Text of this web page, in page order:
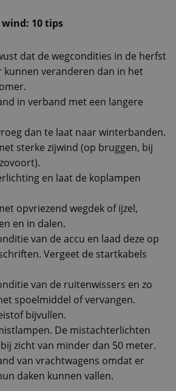
10 tips
dat de wegcondities in de herfst
kunnen veranderen dan in het
in verband met een langere
dan te laat naar winterbanden.
sterke zijwind (op bruggen, bij
en laat de koplampen
opvriezend wegdek of ijzel,
en in dalen.
van de accu en laad deze op
Vergeet de startkabels
van de ruitenwissers en zo
spoelmiddel of vervangen.
bijvullen.
De mistachterlichten
zicht van minder dan 50 meter.
van vrachtwagens omdat er
daken kunnen vallen.